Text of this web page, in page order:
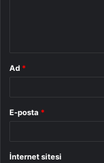
Ad *
E-posta *
İnternet sitesi